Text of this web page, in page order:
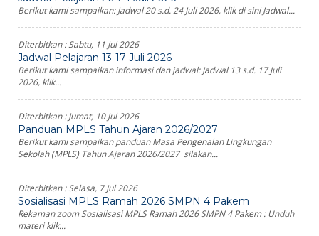
Berikut kami sampaikan: Jadwal 20 s.d. 24 Juli 2026, klik di sini Jadwal...
Diterbitkan :Sabtu, 11 Jul 2026
Jadwal Pelajaran 13-17 Juli 2026
Berikut kami sampaikan informasi dan jadwal: Jadwal 13 s.d. 17 Juli
2026, klik...
Diterbitkan :Jumat, 10 Jul 2026
Panduan MPLS Tahun Ajaran 2026/2027
Berikut kami sampaikan panduan Masa Pengenalan Lingkungan
Sekolah (MPLS) Tahun Ajaran 2026/2027 silakan...
Diterbitkan :Selasa, 7 Jul 2026
Sosialisasi MPLS Ramah 2026 SMPN 4 Pakem
Rekaman zoom Sosialisasi MPLS Ramah 2026 SMPN 4 Pakem : Unduh
materi klik...